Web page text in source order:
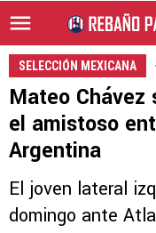
SELECCIÓN MEXICANA
Mateo Chávez
el amistoso
Argentina
El joven lateral
domingo ante